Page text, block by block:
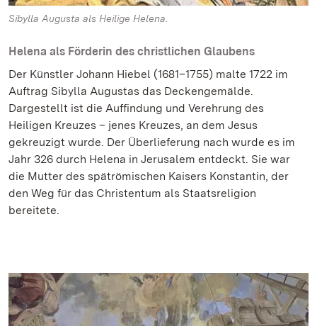
Sibylla Augusta als Heilige Helena.
Helena als Förderin des christlichen Glaubens
Der Künstler Johann Hiebel (1681–1755) malte 1722 im
Auftrag Sibylla Augustas das Deckengemälde.
Dargestellt ist die Auffindung und Verehrung des
Heiligen Kreuzes – jenes Kreuzes, an dem Jesus
gekreuzigt wurde. Der Überlieferung nach wurde es im
Jahr 326 durch Helena in Jerusalem entdeckt. Sie war
die Mutter des spätrömischen Kaisers Konstantin, der
den Weg für das Christentum als Staatsreligion
bereitete.